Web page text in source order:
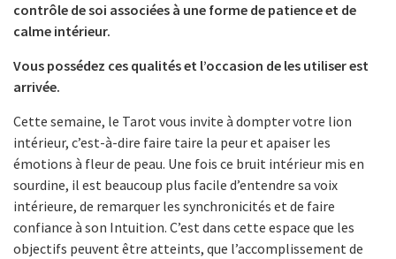
contrôle de soi associées à une forme de patience et de
calme intérieur.
Vous possédez ces qualités et l’occasion de les utiliser est
arrivée.
Cette semaine, le Tarot vous invite à dompter votre lion
intérieur, c’est-à-dire faire taire la peur et apaiser les
émotions à fleur de peau. Une fois ce bruit intérieur mis en
sourdine, il est beaucoup plus facile d’entendre sa voix
intérieure, de remarquer les synchronicités et de faire
confiance à son Intuition. C’est dans cette espace que les
objectifs peuvent être atteints, que l’accomplissement de